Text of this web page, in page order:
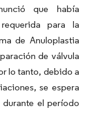
que había
para la
de Anuloplastia
de válvula
lo tanto, debido a
se espera
el período